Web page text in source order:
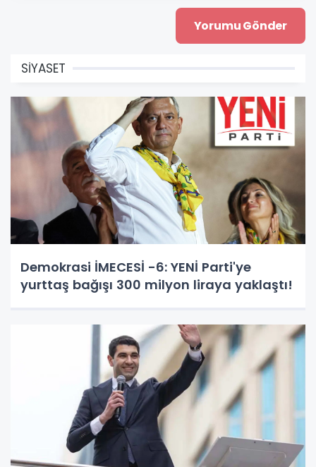
SİYASET
Demokrasi İMECESİ -6: YENİ Parti'ye
yurttaş bağışı 300 milyon liraya yaklaştı!